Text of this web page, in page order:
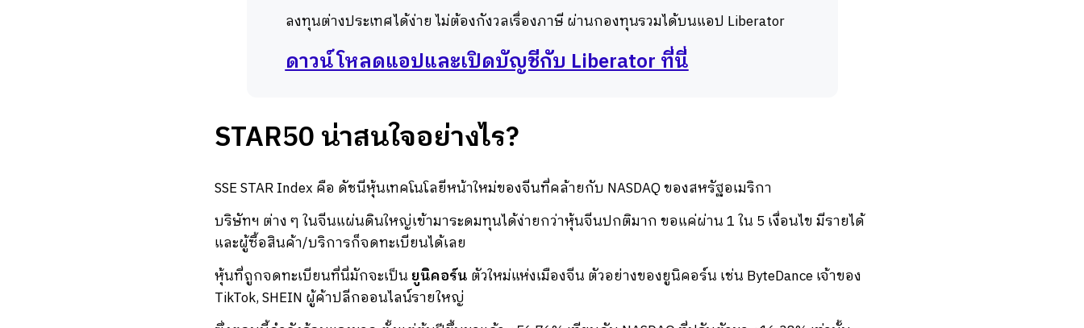
ลงทุนต่างประเทศได้ง่าย ไม่ต้องกังวลเรื่องภาษี ผ่านกองทุนรวมได้บนแอป Liberator
ดาวน์โหลดแอปและเปิดบัญชีกับ Liberator ที่นี่
STAR50 น่าสนใจอย่างไร?
SSE STAR Index คือ ดัชนีหุ้นเทคโนโลยีหน้าใหม่ของจีนที่คล้ายกับ NASDAQ ของสหรัฐอเมริกา
บริษัทฯ ต่าง ๆ ในจีนแผ่นดินใหญ่เข้ามาระดมทุนได้ง่ายกว่าหุ้นจีนปกติมาก ขอแค่ผ่าน 1 ใน 5 เงื่อนไข มีรายได้
และผู้ซื้อสินค้า/บริการก็จดทะเบียนได้เลย
หุ้นที่ถูกจดทะเบียนที่นี่มักจะเป็น ยูนิคอร์น ตัวใหม่แห่งเมืองจีน ตัวอย่างของยูนิคอร์น เช่น ByteDance เจ้าของ
TikTok, SHEIN ผู้ค้าปลีกออนไลน์รายใหญ่